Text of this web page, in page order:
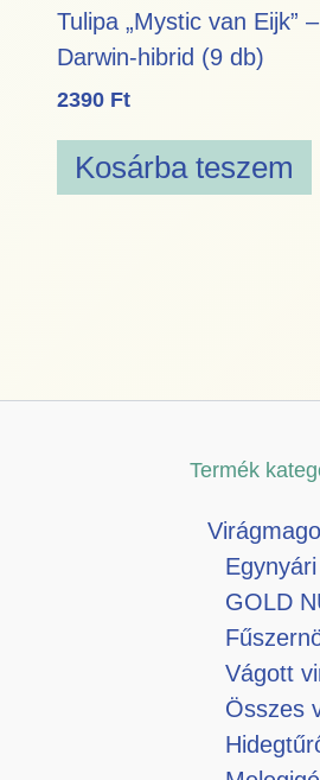
Tulipa „Mystic van Eijk” –
Darwin-hibrid (9 db)
2390 Ft
Kosárba teszem
Termék
GOLD
Vágott
Összes